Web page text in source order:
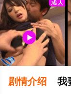
剧情介绍 我